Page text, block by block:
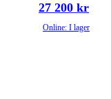
27 200 kr
Online: I lager